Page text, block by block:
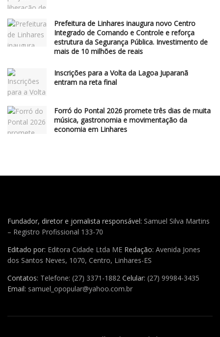
Prefeitura de Linhares inaugura novo Centro
Integrado de Comando e Controle e reforça
estrutura da Segurança Pública. Investimento de
mais de 10 milhões de reais
Inscrições para a Volta da Lagoa Juparanã
entram na reta final
Forró do Pontal 2026 promete três dias de muita
música, gastronomia e movimentação da
economia em Linhares
Fundador, diretor e jornalista responsável: Samuel Silva Martins
– Registro Profissional 133-70
Editado por: Editora Cidade Ltda ME Redação: Avenida Jones
dos Santos Neves, 1070, Centro, Linhares-ES
Contatos: Telefone: (27) 3371-1882 Celular: (27) 99984-3435
Email: samuel_opopular@yahoo.com.br